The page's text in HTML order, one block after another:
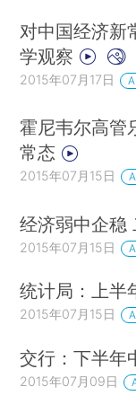
对中国经济新
学观察
2015年07月17日
霍尼韦尔高管
常态
2015年07月15日
经济弱中企稳
2015年07月15日
统计局：上半
2015年07月15日
交行：下半年
2015年07月09日